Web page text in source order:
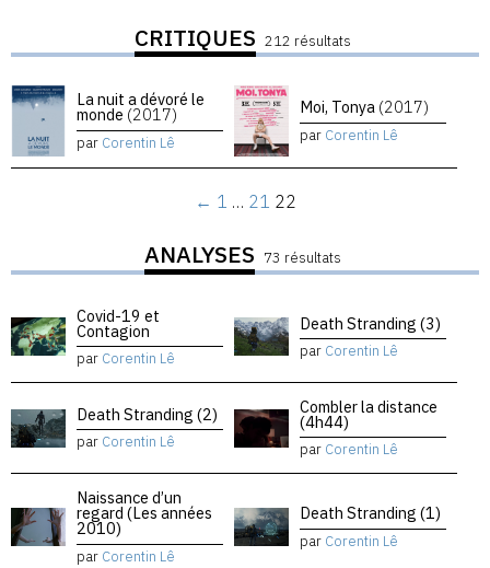
CRITIQUES 212 résultats
La nuit a dévoré le
monde (2017)
par Corentin Lê
Moi, Tonya (2017)
par Corentin Lê
← 1 … 21 22
ANALYSES 73 résultats
Covid-19 et
Contagion
par Corentin Lê
Death Stranding (3)
par Corentin Lê
Death Stranding (2)
par Corentin Lê
Combler la distance
(4h44)
par Corentin Lê
Naissance d’un
regard (Les années
2010)
par Corentin Lê
Death Stranding (1)
par Corentin Lê